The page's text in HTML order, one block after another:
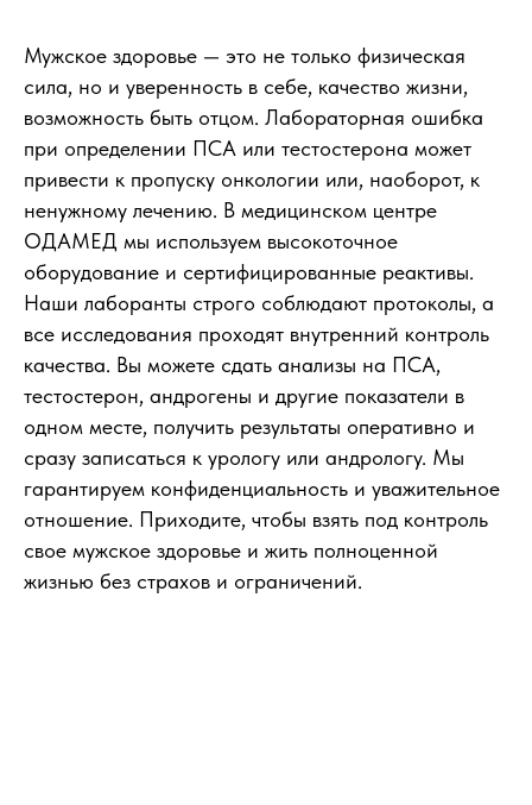
Мужское здоровье — это не только физическая
сила, но и уверенность в себе, качество жизни,
возможность быть отцом. Лабораторная ошибка
при определении ПСА или тестостерона может
привести к пропуску онкологии или, наоборот, к
ненужному лечению. В медицинском центре
ОДАМЕД мы используем высокоточное
оборудование и сертифицированные реактивы.
Наши лаборанты строго соблюдают протоколы, а
все исследования проходят внутренний контроль
качества. Вы можете сдать анализы на ПСА,
тестостерон, андрогены и другие показатели в
одном месте, получить результаты оперативно и
сразу записаться к урологу или андрологу. Мы
гарантируем конфиденциальность и уважительное
отношение. Приходите, чтобы взять под контроль
свое мужское здоровье и жить полноценной
жизнью без страхов и ограничений.